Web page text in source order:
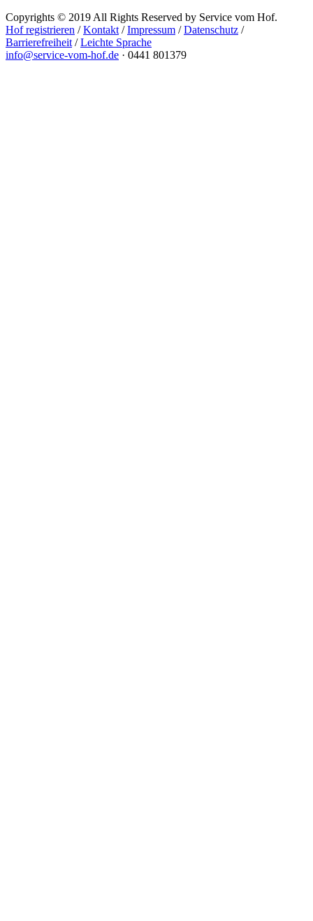
Copyrights © 2019 All Rights Reserved by Service vom Hof.
Hof registrieren /Kontakt /Impressum /Datenschutz /
Barrierefreiheit /Leichte Sprache
info@service-vom-hof.de · 0441 801379